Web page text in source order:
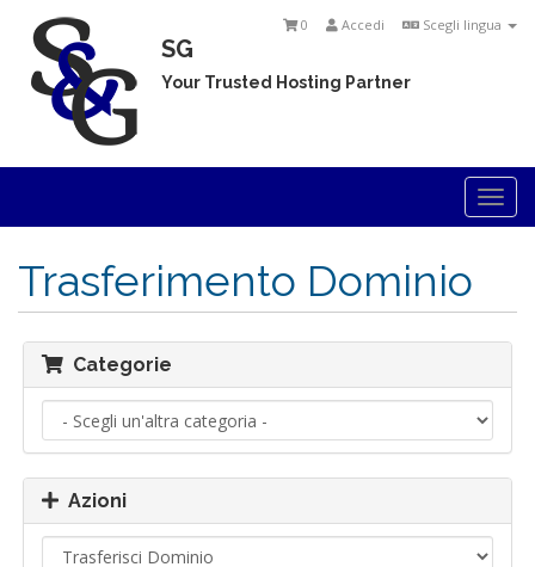
Scegli lingua
Accedi
0
SG
Your Trusted Hosting Partner
Trasferimento Dominio
Categorie
Azioni